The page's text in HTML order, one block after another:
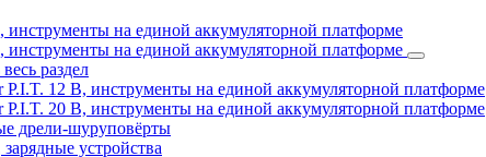
инструменты на единой аккумуляторной платформе
инструменты на единой аккумуляторной платформе
раздел
P.I.T. 12 В, инструменты на единой аккумуляторной платформе
P.I.T. 20 В, инструменты на единой аккумуляторной платформе
дрели-шуруповёрты
устройства